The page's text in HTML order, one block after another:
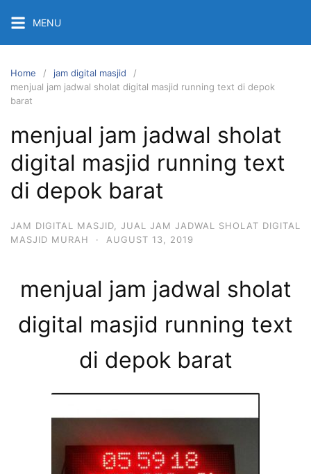
content
MENU
Home
jam digital masjid
menjual jam jadwal sholat digital masjid running text di depok
barat
menjual jam jadwal sholat
digital masjid running text
di depok barat
JAM DIGITAL MASJID
JUAL JAM JADWAL SHOLAT DIGITAL
MASJID MURAH
· AUGUST 13, 2019
menjual jam jadwal sholat
digital masjid running text
di depok barat